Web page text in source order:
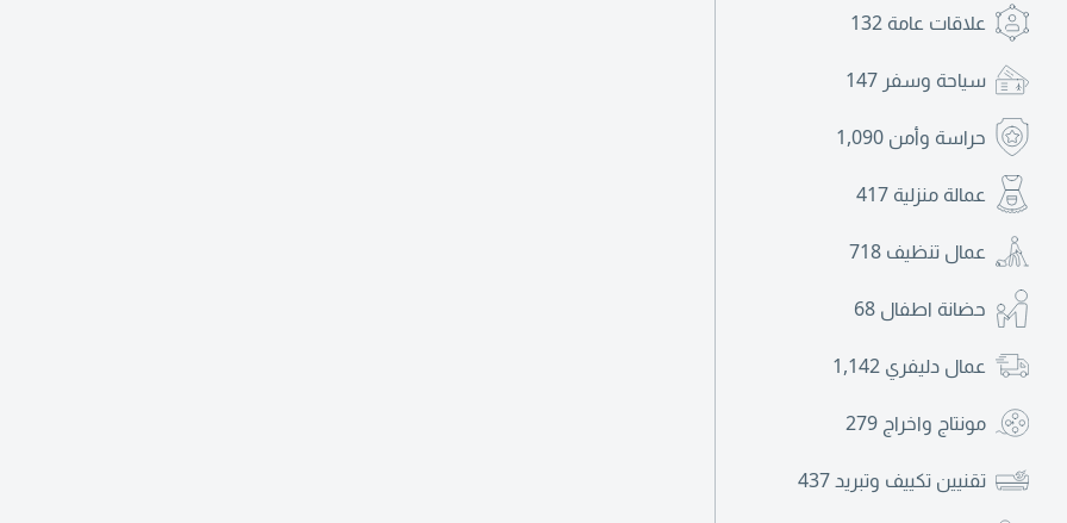
علاقات عامة 132
سياحة وسفر 147
حراسة وأمن 1,090
عمالة منزلية 417
عمال تنظيف 718
حضانة اطفال 68
عمال دليفري 1,142
مونتاج واخراج 279
تقنيين تكييف وتبريد437